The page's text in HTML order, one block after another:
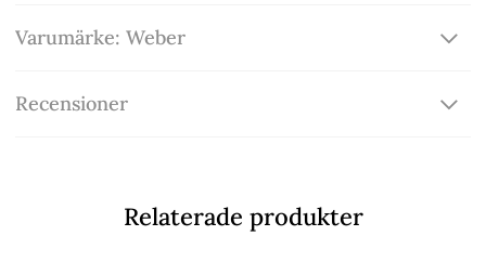
Varumärke: Weber
Recensioner
Relaterade produkter